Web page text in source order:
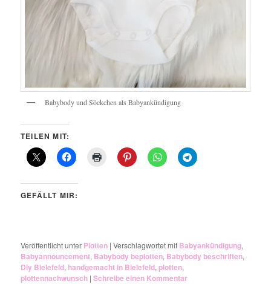
Babybody und Söckchen als Babyankündigung
TEILEN MIT:
GEFÄLLT MIR:
Veröffentlicht unter Plotten |Verschlagwortet mit Babyankündigung,
Babyannouncement, Babybody beplotten, Babybody beschriften,
Diy Bielefeld, handgemacht in Bielefeld,plotten,
plottennachwunsch |Schreibe einen Kommentar